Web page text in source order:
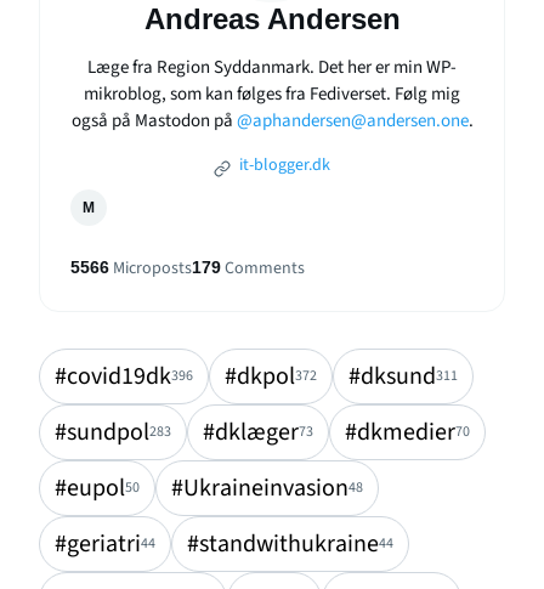
Andreas Andersen
Læge fra Region Syddanmark. Det her er min WP-
mikroblog, som kan følges fra Fediverset. Følg mig
også på Mastodon på@aphandersen@andersen.one.
it-blogger.dk
M
5566 Microposts179Comments
#covid19dk396 #dkpol372 #dksund311
#sundpol283 #dklæger73 #dkmedier70
#eupol50 #Ukraineinvasion48
#geriatri44 #standwithukraine44